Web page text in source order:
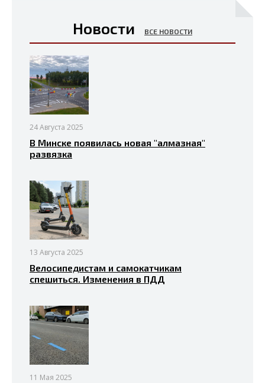
Новости ВСЕ НОВОСТИ
24 Августа 2025
В Минске появилась новая "алмазная"
развязка
13 Августа 2025
Велосипедистам и самокатчикам
спешиться. Изменения в ПДД
11 Мая 2025